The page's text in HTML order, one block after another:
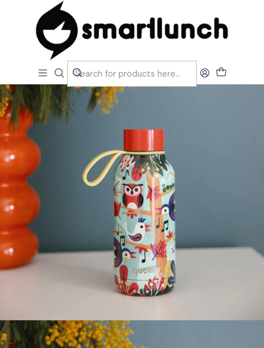
CARACTERISTICAS
Garrafa Térmica Quokka Groove Birds 330 ml